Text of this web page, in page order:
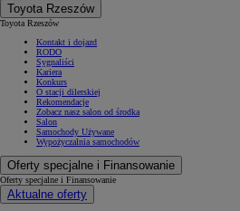
Toyota Rzeszów
Toyota Rzeszów
Kontakt i dojazd
RODO
Sygnaliści
Kariera
Konkurs
O stacji dilerskiej
Rekomendacje
Zobacz nasz salon od środka
Salon
Samochody Używane
Wypożyczalnia samochodów
Oferty specjalne i Finansowanie
Oferty specjalne i Finansowanie
Aktualne oferty